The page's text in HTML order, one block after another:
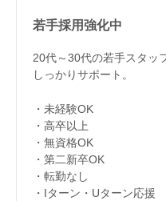
若手採用強化中
20代～30代の若手スタッ
しっかりサポート。
・未経験OK
・高卒以上
・無資格OK
・第二新卒OK
・転勤なし
・Iターン・Uターン応